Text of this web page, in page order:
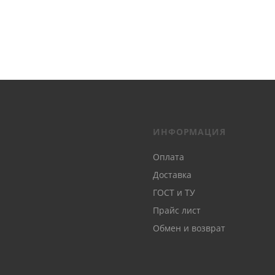
ИНФОРМАЦИЯ
Оплата
Доставка
ГОСТ и ТУ
Прайс лист
Обмен и возврат